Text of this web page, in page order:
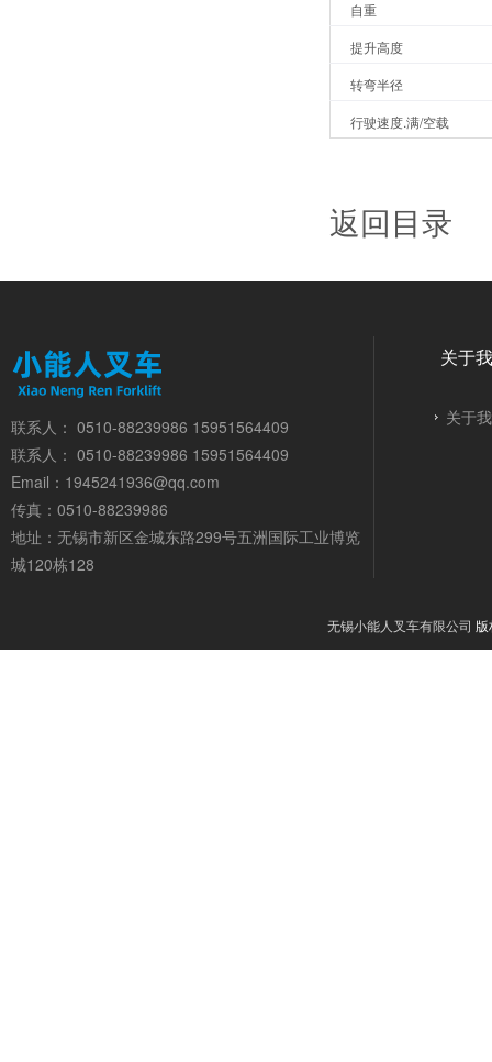
自重
提升高度
转弯半径
行驶速度.满/空载
返回目录
联系人： 0510-88239986 15951564409
联系人： 0510-88239986 15951564409
Email：1945241936@qq.com
传真：0510-88239986
地址：无锡市新区金城东路299号五洲国际工业博览
城120栋128
关于
关于
无锡小能人叉车有限公司